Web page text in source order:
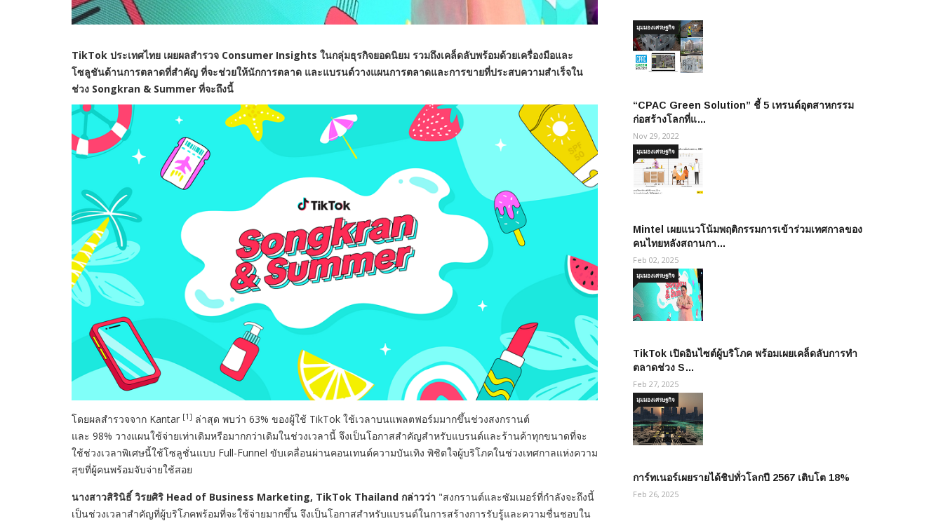
TikTok ประเทศไทย เผยผลสำรวจ Consumer Insights ในกลุ่มธุรกิจยอดนิยม รวมถึงเคล็ดลับพร้อมด้วยเครื่องมือและ
โซลูชันด้านการตลาดที่สำคัญ ที่จะช่วยให้นักการตลาด และแบรนด์วางแผนการตลาดและการขายที่ประสบความสำเร็จใน
ช่วง Songkran & Summer ที่จะถึงนี้
โดยผลสำรวจจาก Kantar [1] ล่าสุด พบว่า 63% ของผู้ใช้ TikTok ใช้เวลาบนแพลตฟอร์มมากขึ้นช่วงสงกรานต์
และ 98% วางแผนใช้จ่ายเท่าเดิมหรือมากกว่าเดิมในช่วงเวลานี้ จึงเป็นโอกาสสำคัญสำหรับแบรนด์และร้านค้าทุกขนาดที่จะ
ใช้ช่วงเวลาพิเศษนี้ใช้โซลูชั่นแบบ Full-Funnel ขับเคลื่อนผ่านคอนเทนต์ความบันเทิง พิชิตใจผู้บริโภคในช่วงเทศกาลแห่งความ
สุขที่ผู้คนพร้อมจับจ่ายใช้สอย
นางสาวสิรินิธิ์ วิรยศิริ Head of Business Marketing, TikTok Thailand กล่าวว่า "สงกรานต์และซัมเมอร์ที่กำลังจะถึงนี้
เป็นช่วงเวลาสำคัญที่ผู้บริโภคพร้อมที่จะใช้จ่ายมากขึ้น จึงเป็นโอกาสสำหรับแบรนด์ในการสร้างการรับรู้และความชื่นชอบใน
“CPAC Green Solution” ชี้ 5 เทรนด์อุตสาหกรรม
ก่อสร้างโลกที่แ…
มุมมองเศรษฐกิจ
Nov 29, 2022
Mintel เผยแนวโน้มพฤติกรรมการเข้าร่วมเทศกาลของ
คนไทยหลังสถานกา…
มุมมองเศรษฐกิจ
Feb 02, 2025
TikTok เปิดอินไซต์ผู้บริโภค พร้อมเผยเคล็ดลับการทำ
ตลาดช่วง S…
มุมมองเศรษฐกิจ
Feb 27, 2025
การ์ทเนอร์เผยรายได้ชิปทั่วโลกปี 2567 เติบโต 18%
มุมมองเศรษฐกิจ
Feb 26, 2025